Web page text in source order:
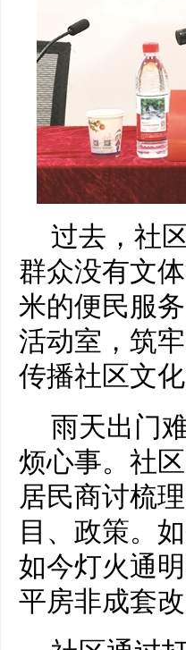
过去，社
群众没有文
米的便民服
活动室，筑
传播社区文
雨天出门
烦心事。社
居民商讨梳
目、政策。
如今灯火通
平房非成套